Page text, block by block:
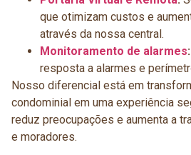
que otimizam custos e
através da nossa central.
Monitoramento de alarmes:
resposta a alarmes e
Nosso diferencial está em
condominial em uma experiência
reduz preocupações e aumenta a
e moradores.